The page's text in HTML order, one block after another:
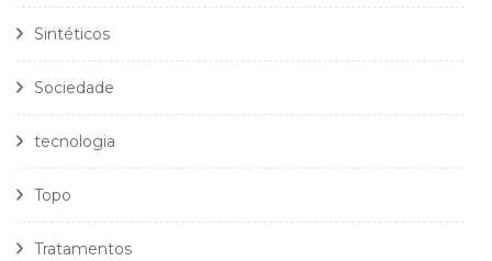
Sintéticos
Sociedade
tecnologia
Topo
Tratamentos